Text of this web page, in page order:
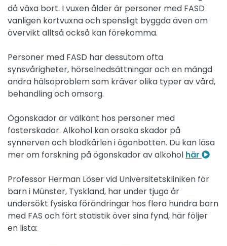
då växa bort. I vuxen ålder är personer med FASD
vanligen kortvuxna och spensligt byggda även om
övervikt alltså också kan förekomma.
Personer med FASD har dessutom ofta
synsvårigheter, hörselnedsättningar och en mängd
andra hälsoproblem som kräver olika typer av vård,
behandling och omsorg.
Ögonskador är välkänt hos personer med
fosterskador. Alkohol kan orsaka skador på
synnerven och blodkärlen i ögonbotten. Du kan läsa
mer om forskning på ögonskador av alkohol här
Professor Herman Löser vid Universitetskliniken för
barn i Münster, Tyskland, har under tjugo år
undersökt fysiska förändringar hos flera hundra barn
med FAS och fört statistik över sina fynd, här följer
en lista: